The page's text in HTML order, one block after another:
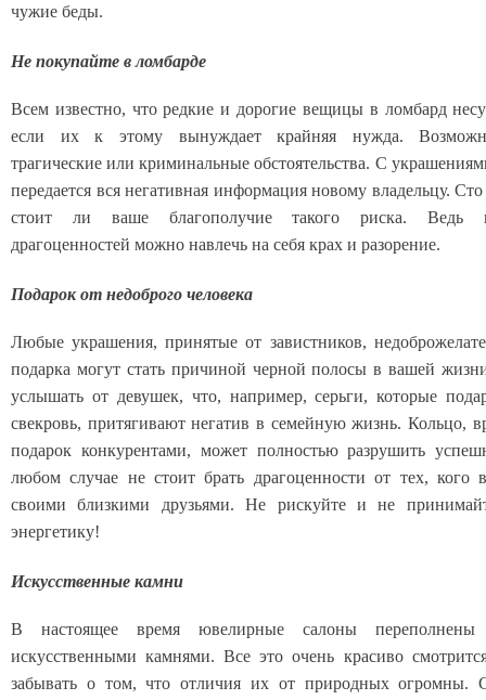
чужие беды.
Не покупайте в ломбарде
Всем известно, что редкие и дорогие вещицы в ломбард
если их к этому вынуждает крайняя нужда.
трагические или криминальные обстоятельства. С
передается вся негативная информация новому владельцу.
стоит ли ваше благополучие такого риска. Ведь
драгоценностей можно навлечь на себя крах и разорение.
Подарок от недоброго человека
Любые украшения, принятые от завистников,
подарка могут стать причиной черной полосы в вашей
услышать от девушек, что, например, серьги, которые
свекровь, притягивают негатив в семейную жизнь. Кольцо,
подарок конкурентами, может полностью разрушить
любом случае не стоит брать драгоценности от тех, кого
своими близкими друзьями. Не рискуйте и не
энергетику!
Искусственные камни
В настоящее время ювелирные салоны переполнены
искусственными камнями. Все это очень красиво
забывать о том, что отличия их от природных огромны.